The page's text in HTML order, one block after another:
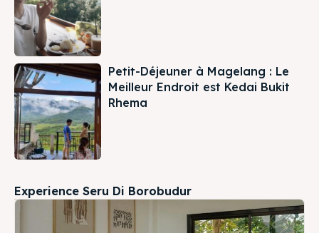
Petit-Déjeuner à Magelang : Le
Meilleur Endroit est Kedai Bukit
Rhema
Experience Seru Di Borobudur